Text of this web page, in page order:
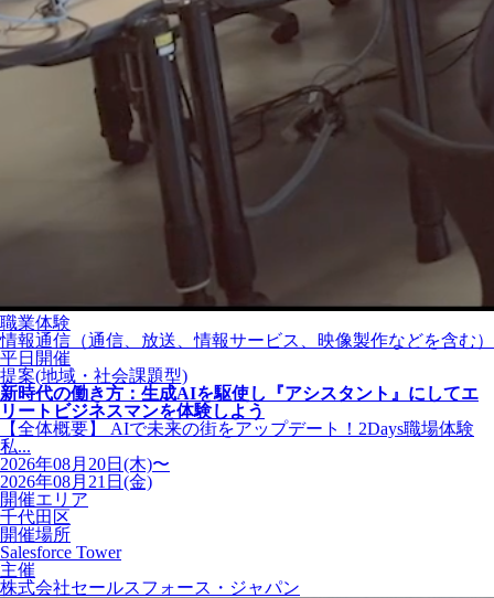
職業体験
情報通信（通信、放送、情報サービス、映像製作などを含む）
平日開催
提案(地域・社会課題型)
新時代の働き方：生成AIを駆使し『アシスタント』にしてエ
リートビジネスマンを体験しよう
【全体概要】 AIで未来の街をアップデート！2Days職場体験
私...
2026年08月20日(木)〜
2026年08月21日(金)
開催エリア
千代田区
開催場所
Salesforce Tower
主催
株式会社セールスフォース・ジャパン